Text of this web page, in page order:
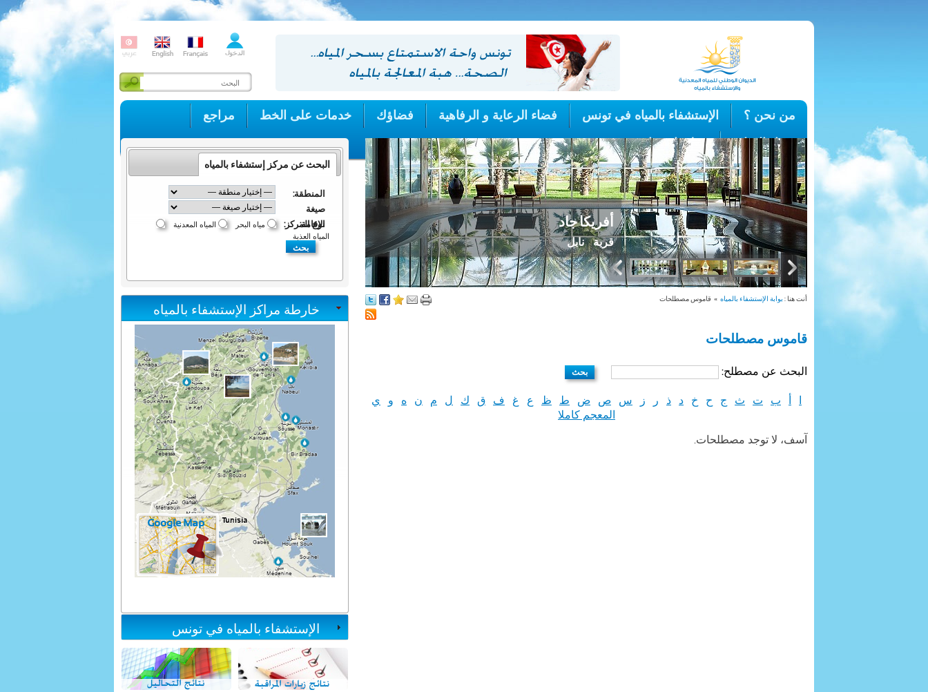
من نحن ؟ الإستشفاء بالمياه في تونس فضاء الرعاية و الرفاهية فضاؤك خدمات على الخط
مراجع
فضاء الإعلام
معلومات هامة
أفريكا جاد
قربة - نابل
البحث عن مركز إستشفاء بالمياه
المنطقة:
صيغة
الإقامة:
نوع المركز: مياه البحر
المياه المعدنية
المياه العذبة
خارطة مراكز الإستشفاء بالمياه
الإستشفاء بالمياه في تونس
أنت هنا : بوابة الإستشفاء بالمياه » قاموس مصطلحات
قاموس مصطلحات
البحث عن مصطلح:
ا أ ب ت ث ج ح خ د ذ ر ز س ص ض ط ظ ع غ ف ق ك ل م ن ه و
ي
المعجم كاملا
آسف، لا توجد مصطلحات.